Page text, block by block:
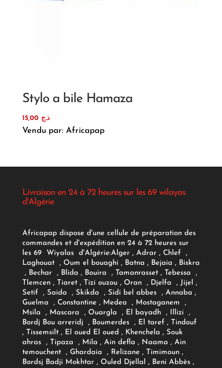
Stylo a bile Hamaza
د.ج 15,00
Vendu par: Africapap
Livraison en 24 à 72 heures sur les 69 wilayas
d'Algérie
Africapap dispose d'une cellule de préparation des
commandes et d'expédition en 24 à 72 heures sur
les 69 Wiyalas d'Algérie:Alger , Adrar, Chlef ,
Laghouat , Oum el bouaghi , Batna , Bejaia , Biskra
, Bechar , Blida , Bouira , Tamanrasset , Tebessa ,
Tlemcen , Tiaret , Tizi ouzou , Oran , Djelfa , Jijel ,
Setif , Saida , Skikda , Sidi bel abbes , Annaba ,
Guelma , Constantine , Medea , Mostaganem ,
Msila , Mascara , Ouargla , El bayadh , Illizi ,
Bordj Bou arreridj , Boumerdes , El taref , Tindouf
, Tissemsilt , El oued El oued , Khenchela , Souk
ahras , Tipaza , Mila , Ain defla , Naama , Ain
temouchent , Ghardaia , Relizane , Timimoun ,
Bordsj Badji Mokhtar , Ouled Djellal , Beni Abbès ,